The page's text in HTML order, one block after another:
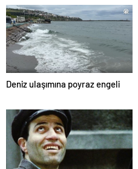
yakalandı
Deniz ulaşımına poyraz engeli